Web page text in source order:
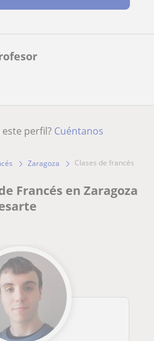
perfil? Cuéntanos
Zaragoza clases de francés
Francés en Zaragoza